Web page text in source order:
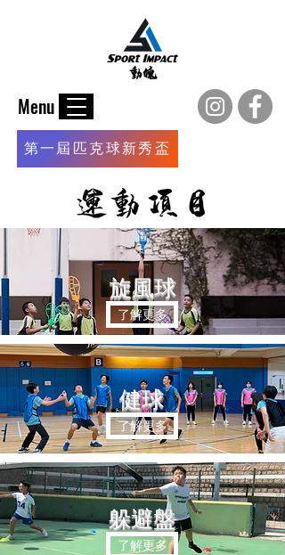
Menu
第一屆匹克球新秀盃
​旋風球
了解更多
健球
了解更多
躲避盤
了解更多